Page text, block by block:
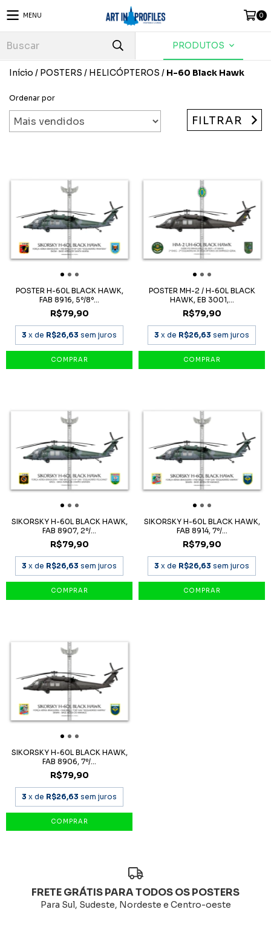
MENU 0
PRODUTOS
Início / POSTERS / HELICÓPTEROS / H-60 Black Hawk
Ordenar por
FILTRAR
POSTER H-60L BLACK HAWK,
FAB 8916, 5º/8º...
R$79,90
3 x de R$26,63 sem juros
POSTER MH-2 / H-60L BLACK
HAWK, EB 3001,...
R$79,90
3 x de R$26,63 sem juros
SIKORSKY H-60L BLACK HAWK,
FAB 8907, 2º/...
R$79,90
3 x de R$26,63 sem juros
SIKORSKY H-60L BLACK HAWK,
FAB 8914, 7º/...
R$79,90
3 x de R$26,63 sem juros
SIKORSKY H-60L BLACK HAWK,
FAB 8906, 7º/...
R$79,90
3 x de R$26,63 sem juros
FRETE GRÁTIS PARA TODOS OS POSTERS
Para Sul, Sudeste, Nordeste e Centro-oeste